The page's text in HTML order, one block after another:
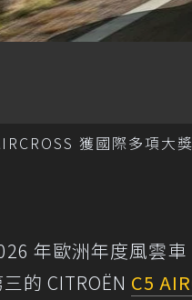
獲國際多項大
年歐洲年度風雲
的 CITROËN C5